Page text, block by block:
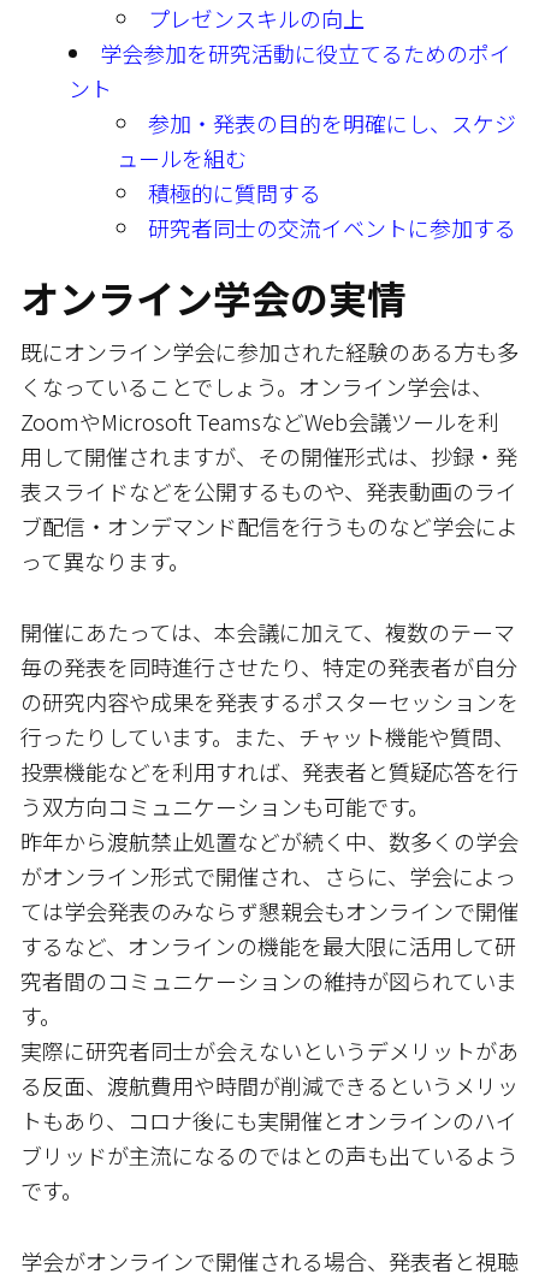
プレゼンスキルの向上
学会参加を研究活動に役立てるためのポイ
ント
参加・発表の目的を明確にし、スケジ
ュールを組む
積極的に質問する
研究者同士の交流イベントに参加する
オンライン学会の実情
既にオンライン学会に参加された経験のある方も多
くなっていることでしょう。オンライン学会は、
ZoomやMicrosoft TeamsなどWeb会議ツールを利
用して開催されますが、その開催形式は、抄録・発
表スライドなどを公開するものや、発表動画のライ
ブ配信・オンデマンド配信を行うものなど学会によ
って異なります。
開催にあたっては、本会議に加えて、複数のテーマ
毎の発表を同時進行させたり、特定の発表者が自分
の研究内容や成果を発表するポスターセッションを
行ったりしています。また、チャット機能や質問、
投票機能などを利用すれば、発表者と質疑応答を行
う双方向コミュニケーションも可能です。
昨年から渡航禁止処置などが続く中、数多くの学会
がオンライン形式で開催され、さらに、学会によっ
ては学会発表のみならず懇親会もオンラインで開催
するなど、オンラインの機能を最大限に活用して研
究者間のコミュニケーションの維持が図られていま
す。
実際に研究者同士が会えないというデメリットがあ
る反面、渡航費用や時間が削減できるというメリッ
トもあり、コロナ後にも実開催とオンラインのハイ
ブリッドが主流になるのではとの声も出ているよう
です。
学会がオンラインで開催される場合、発表者と視聴